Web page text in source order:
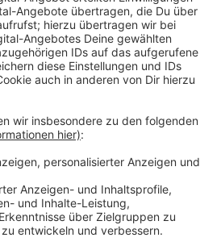
Zentrum geführt. Dazu kamen
zum Beispiel zu wenig Toner für
sind die Fehler aber offenbar
die nötigen Formulare sollen
sein. Wer die Möglichkeit hat,
mit zum Impftermin bringen.